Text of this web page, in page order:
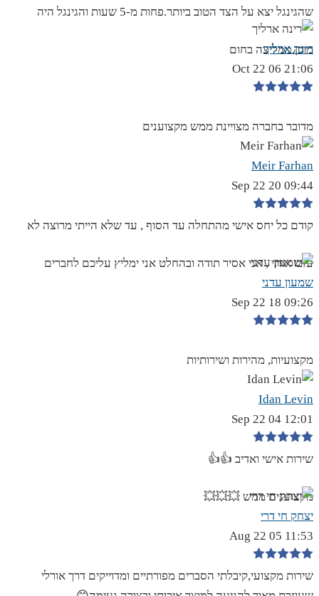
שהגינגל יצא על הצד הטוב ביותר.פחות מ-5 שעות והגינגל היה
מוכן.ממליצה בחום
רינה ארליך
21:06 06 Oct 22
מדובר בחברה מצויינת ממש מקצוענים
Meir Farhan
09:44 20 Sep 22
קודם כל יחס אישי מהתחלה עד הסוף , עד שלא הייתי מרוצה לא
עזבו אותי , אני אסיר תודה ובהחלט אני ימליץ עליכם לחברים
שמעון עדני
09:26 18 Sep 22
מקצועיות, מהירות ושירותיות
Idan Levin
12:01 04 Sep 22
שירות אישי ואדיב 👍👍
מקצוענים ממש 💥💥💥
יצחק חי דרי
11:53 05 Aug 22
שירות מקצועי,קיבלתי הסברים מפורתיים ומדוייקים דרך אורלי